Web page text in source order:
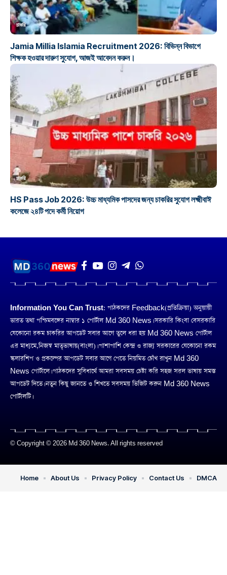
চাকরি
Jamia Millia Islamia Recruitment 2026: বিভিন্ন বিভাগে
শিক্ষক হওয়ার দারুণ সুযোগ, আজই আবেদন করুন।
চাকরি
HS Pass Job 2026: উচ্চ মাধ্যমিক পাসদের জন্য চাকরির সুযোগ লক্ষ্মীবাঈ
কলেজে ২৪টি পদে কর্মী নিয়োগ
Information You Can Trust: পাঠকদের Feedback(প্রতিক্রিয়া) অনুয়ায়ী
ভারত তথা পশ্চিমবঙ্গের নাম্বার ১ পোর্টাল Md 360 News। সরকারি কিংবা বেসরকারি
যেকোনো রকম চাকরির আপডেট সবার আগে তুলে ধরা হয় Md 360 News পোর্টাল
এর মাধ্যমে,নিজস্ব মাতৃভাষায়(বাংলা)। পাশাপাশি কেন্দ্র ও রাজ্য সরকারের যেকোনো রকম
স্কলারশিপ ও প্রকল্পের আপডেট সবার আগে পেতে নিয়মিত চোঁখ রাখুন Md 360
News পোর্টালে। পাঠকদের সুবিধার্থে আমরা সবসময় চেষ্টা করি সহজ সরল ভাষায় সমস্ত
আপডেট দিতে। নতুন কিছু জানতে ও শিখতে সবসময় ভিজিট করুন Md 360 News
পোর্টালটি।
© Copyright © 2026 Md 360 News. All rights reserved
Home About Us Privacy Policy Contact Us DMCA